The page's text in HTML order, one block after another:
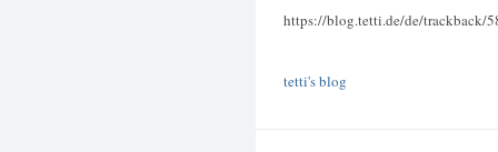
https://blog.tetti.de/de/trackback/
tetti's blog